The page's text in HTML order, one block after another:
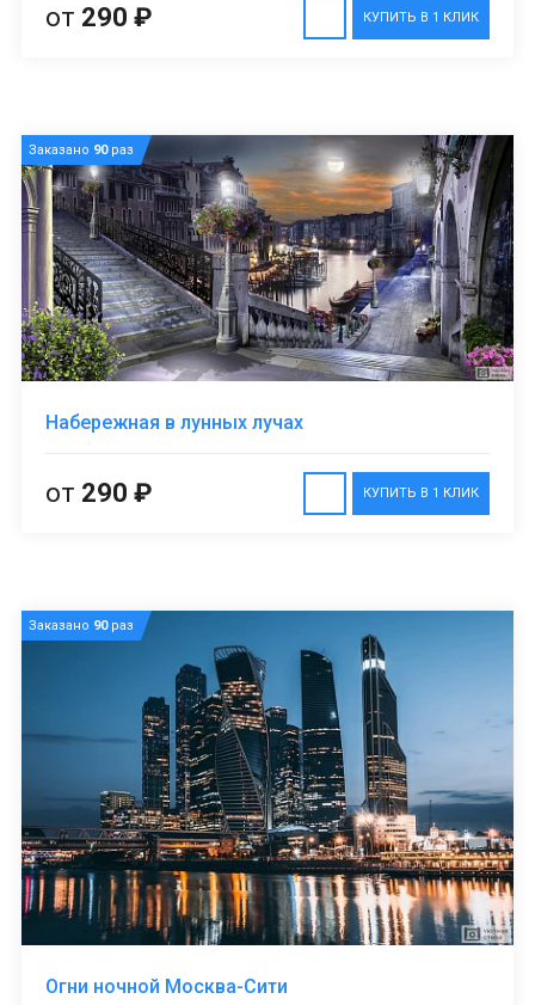
КУПИТЬ В 1 КЛИК
от 290 ₽
Заказано 90раз
Набережная в лунных лучах
КУПИТЬ В 1 КЛИК
от 290 ₽
Заказано 90раз
Огни ночной Москва-Сити